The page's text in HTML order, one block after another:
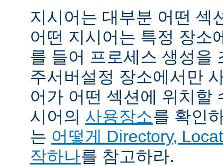
지시어는 대부분 어떤 섹
어떤 지시어는 특정 장소
를 들어 프로세스 생성을
주서버설정 장소에서만
어가 어떤 섹션에 위치할
시어의 사용장소를 확인
는 어떻게 Directory,
작하나를 참고하라.